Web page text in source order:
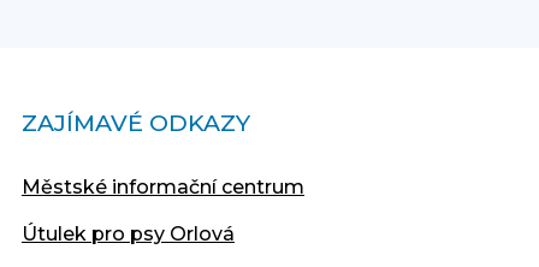
ZAJÍMAVÉ ODKAZY
Městské informační centrum
Útulek pro psy Orlová